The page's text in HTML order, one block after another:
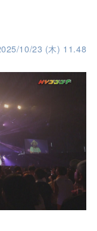
10/23 (木) 11.48